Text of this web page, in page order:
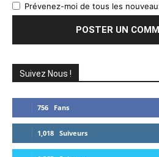
Prévenez-moi de tous les
Suivez Nous !
756 Fans
1,018 Suiveurs